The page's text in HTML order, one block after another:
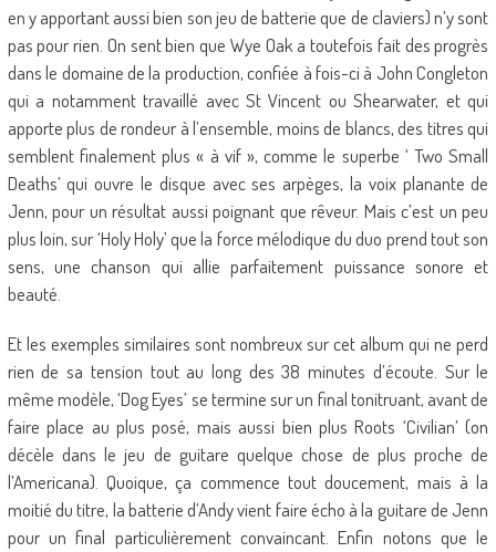
en y apportant aussi bien son jeu de batterie que de claviers) n’y sont
pas pour rien. On sent bien que Wye Oak a toutefois fait des progrès
dans le domaine de la production, confiée à fois-ci à John Congleton
qui a notamment travaillé avec St Vincent ou Shearwater, et qui
apporte plus de rondeur à l’ensemble, moins de blancs, des titres qui
semblent finalement plus « à vif », comme le superbe ‘ Two Small
Deaths’ qui ouvre le disque avec ses arpèges, la voix planante de
Jenn, pour un résultat aussi poignant que rêveur. Mais c’est un peu
plus loin, sur ‘Holy Holy’ que la force mélodique du duo prend tout son
sens, une chanson qui allie parfaitement puissance sonore et
beauté.
Et les exemples similaires sont nombreux sur cet album qui ne perd
rien de sa tension tout au long des 38 minutes d’écoute. Sur le
même modèle, ‘Dog Eyes’ se termine sur un final tonitruant, avant de
faire place au plus posé, mais aussi bien plus Roots ‘Civilian’ (on
décèle dans le jeu de guitare quelque chose de plus proche de
l’Americana). Quoique, ça commence tout doucement, mais à la
moitié du titre, la batterie d’Andy vient faire écho à la guitare de Jenn
pour un final particulièrement convaincant. Enfin notons que le